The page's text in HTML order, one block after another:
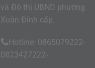
và Đô thị UBND phường
Xuân Đỉnh cấp.
Hotline: 0865079222-
0823427222-